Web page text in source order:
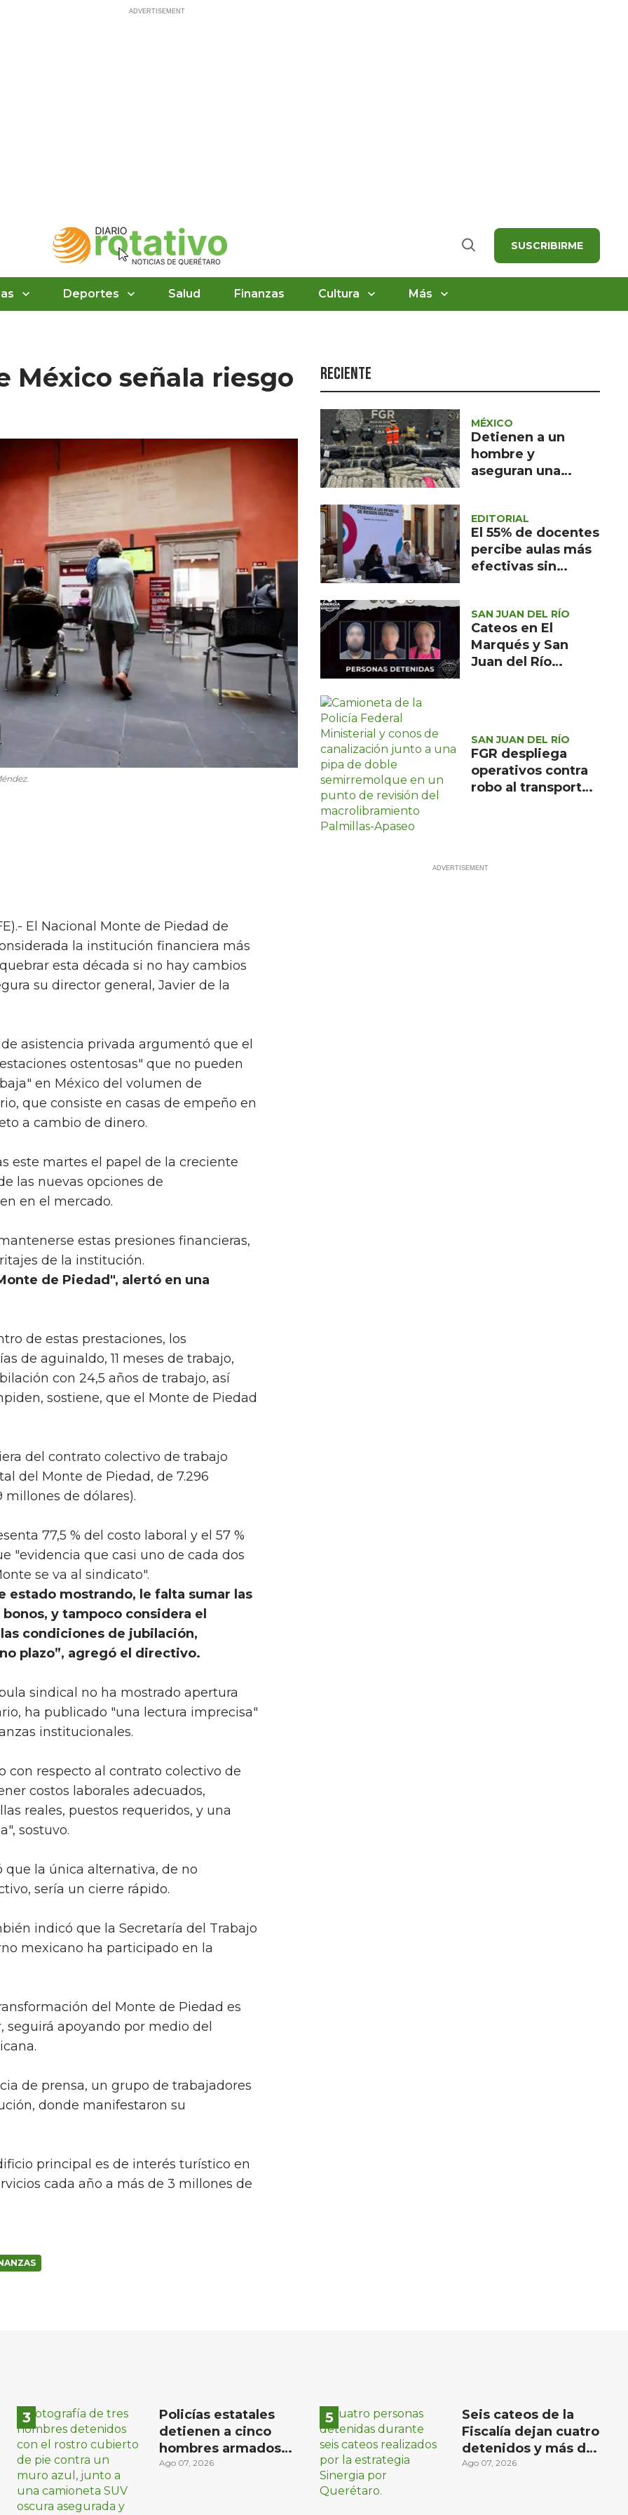
Buscar SUSCRIBIRME
Deportes Salud Finanzas Cultura Más
Política
Turismo
Asuntos Sociales
Estilo de vida
México señala riesgo
El Nacional Monte de Piedad de
la institución financiera más
esta década si no hay cambios
su director general, Javier de la
asistencia privada argumentó que el
ostentosas" que no pueden
en México del volumen de
que consiste en casas de empeño en
a cambio de dinero.
este martes el papel de la creciente
las nuevas opciones de
en el mercado.
estas presiones financieras,
de la institución.
de Piedad", alertó en una
de estas prestaciones, los
de aguinaldo, 11 meses de trabajo,
con 24,5 años de trabajo, así
sostiene, que el Monte de Piedad
del contrato colectivo de trabajo
del Monte de Piedad, de 7.296
millones de dólares).
77,5 % del costo laboral y el 57 %
"evidencia que casi uno de cada dos
se va al sindicato".
estado mostrando, le falta sumar las
y tampoco considera el
condiciones de jubilación,
plazo”, agregó el directivo.
sindical no ha mostrado apertura
ha publicado "una lectura imprecisa"
institucionales.
con respecto al contrato colectivo de
costos laborales adecuados,
reales, puestos requeridos, y una
sostuvo.
la única alternativa, de no
sería un cierre rápido.
indicó que la Secretaría del Trabajo
mexicano ha participado en la
del Monte de Piedad es
seguirá apoyando por medio del
de prensa, un grupo de trabajadores
donde manifestaron su
principal es de interés turístico en
cada año a más de 3 millones de
Reciente
MÉXICO
Detienen a un
hombre y
aseguran una
Tabasco
EDITORIAL
El 55% de docentes
percibe aulas más
efectivas sin
SAN JUAN DEL RÍO
Cateos en El
Marqués y San
Juan del Río
SAN JUAN DEL RÍO
FGR despliega
operativos contra
robo al transporte
Policías estatales
detienen a cinco
hombres armados
en Puebla capital
Ago 07, 2026
Seis cateos de la
Fiscalía dejan cuatro
detenidos y más de
mil dosis
Ago 07, 2026